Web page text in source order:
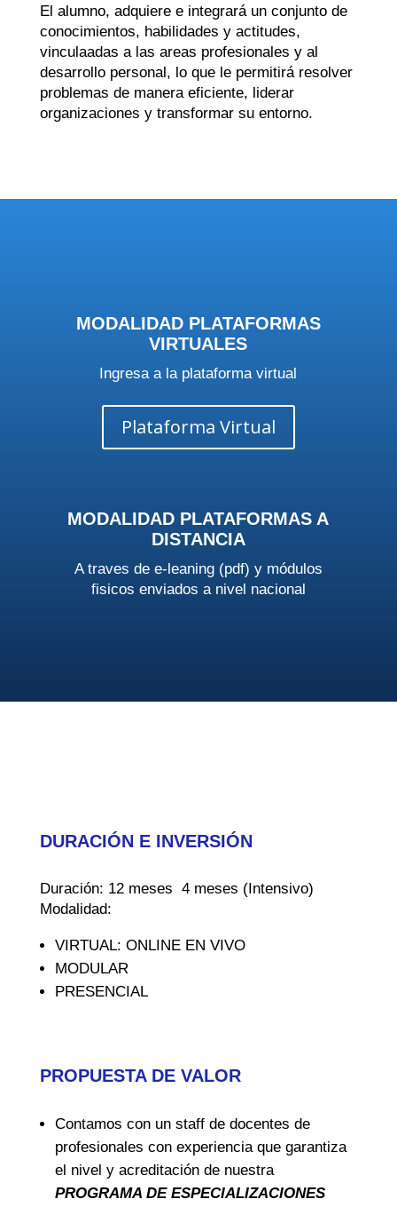
El alumno, adquiere e integrará un conjunto de
conocimientos, habilidades y actitudes,
vinculaadas a las areas profesionales y al
desarrollo personal, lo que le permitirá resolver
problemas de manera eficiente, liderar
organizaciones y transformar su entorno.
MODALIDAD PLATAFORMAS
VIRTUALES
Ingresa a la plataforma virtual
Plataforma Virtual
MODALIDAD PLATAFORMAS A
DISTANCIA
A traves de e-leaning (pdf) y módulos
fisicos enviados a nivel nacional
DURACIÓN E INVERSIÓN
Duración: 12 meses 4 meses (Intensivo)
Modalidad:
VIRTUAL: ONLINE EN VIVO
MODULAR
PRESENCIAL
PROPUESTA DE VALOR
Contamos con un staff de docentes de
profesionales con experiencia que garantiza
el nivel y acreditación de nuestra
PROGRAMA DE ESPECIALIZACIONES